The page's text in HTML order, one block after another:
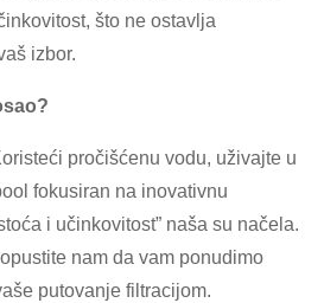
što ne ostavlja
izbor.
pročišćenu vodu, uživajte u
fokusiran na inovativnu
i učinkovitost” naša su načela.
nam da vam ponudimo
putovanje filtracijom.